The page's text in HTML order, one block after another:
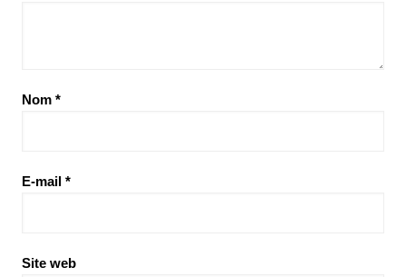
Nom *
E-mail *
Site web